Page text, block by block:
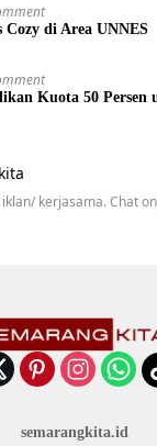
Cozy di Area UNNES
Kuota 50 Persen
kerjasama. Chat
semarangkita.id